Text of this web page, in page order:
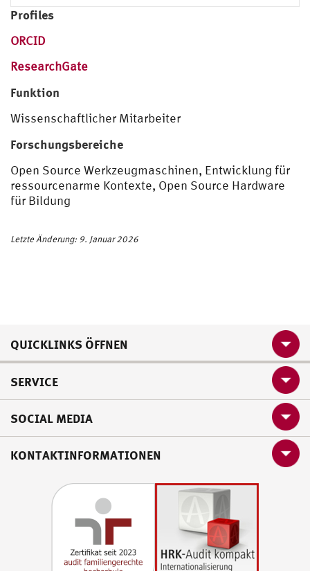
Profiles
ORCID
ResearchGate
Funktion
Wissenschaftlicher Mitarbeiter
Forschungsbereiche
Open Source Werkzeugmaschinen, Entwicklung für
ressourcenarme Kontexte, Open Source Hardware
für Bildung
Letzte Änderung: 9. Januar 2026
QUICKLINKS ÖFFNEN
SERVICE
SOCIAL MEDIA
KONTAKTINFORMATIONEN